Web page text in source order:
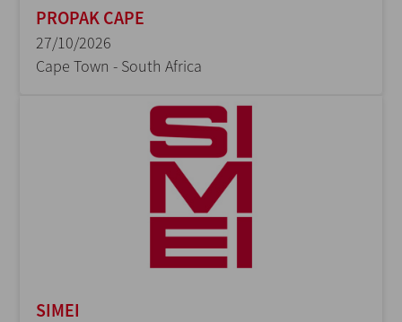
PROPAK CAPE
27/10/2026
Cape Town - South Africa
SIMEI